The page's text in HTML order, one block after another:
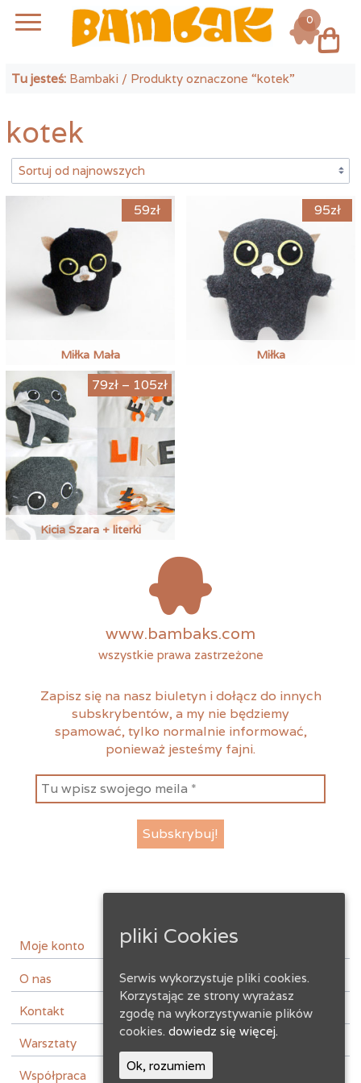
Tu jesteś: Bambaki / Produkty oznaczone “kotek”
kotek
Miłka Mała
59zł
Miłka
95zł
Kicia Szara + literki
79zł – 105złZakres
cen:
79zł
do
Opcje
można
na
stronie
produktu
www.bambaks.com
wszystkie prawa zastrzeżone
Zapisz się na nasz biuletyn i dołącz do innych
subskrybentów, a my nie będziemy
spamować, tylko normalnie informować,
ponieważ jesteśmy fajni.
instagramfacebook
Moje konto
O nas
Kontakt
Warsztaty
Współpraca
Log in
0
pliki Cookies
Serwis wykorzystuje pliki cookies.
Korzystając ze strony wyrażasz
zgodę na wykorzystywanie plików
cookies. dowiedz się więcej.
Ok, rozumiem